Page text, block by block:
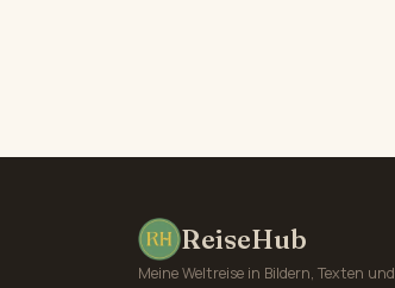
ReiseHub
Meine Weltreise in Bildern, Texten und